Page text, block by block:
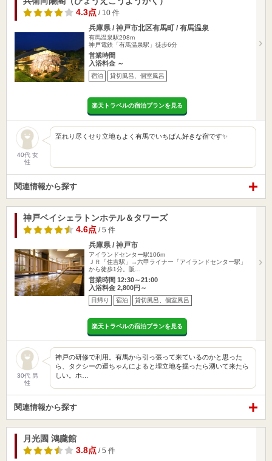
4.3点 / 10 件
兵庫県 / 神戸市北区有馬町 / 有馬温泉
有馬温泉駅298m
神戸電鉄「有馬温泉駅」徒歩6分
営業時間
入浴料金 ～
宿泊 貸切風呂、個室風呂
楽天トラベルの宿泊プランを見る
40代 女
性
至れり尽くせり立地もよく有馬でいちばん好きな宿です✨
関連情報から探す
神戸ベイシェラトンホテル＆タワーズ
4.6点 / 5 件
兵庫県 / 神戸市
アイランドセンター駅106m
ＪＲ「住吉駅」→六甲ライナー「アイランドセンター駅」
から徒歩1分。阪…
営業時間 12:30～21:00
入浴料金 2,800円～
日帰り 宿泊 貸切風呂、個室風呂
楽天トラベルの宿泊プランを見る
30代 男
性
神戸の研修で利用。有馬から引っ張って来ているのかと思った
ら、タクシーの運ちゃんによると埋立地を掘ったら湧いて来たら
しい。ホ…
関連情報から探す
月光園 鴻朧館
3.8点 / 5 件